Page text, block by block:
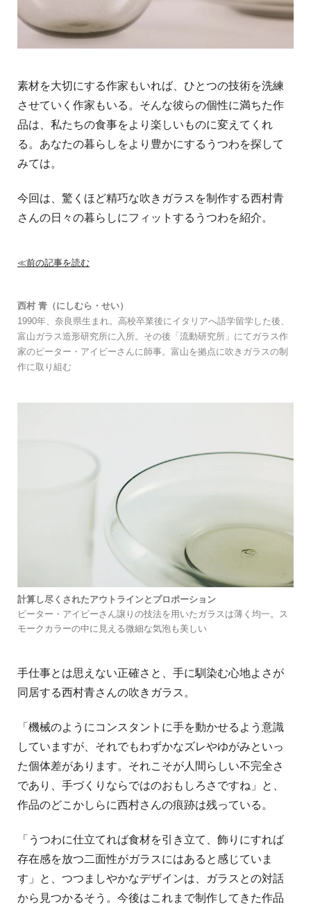
素材を大切にする作家もいれば、ひとつの技術を洗練
させていく作家もいる。そんな彼らの個性に満ちた作
品は、私たちの食事をより楽しいものに変えてくれ
る。あなたの暮らしをより豊かにするうつわを探して
みては。
今回は、驚くほど精巧な吹きガラスを制作する西村青
さんの日々の暮らしにフィットするうつわを紹介。
≪前の記事を読む
西村 青（にしむら・せい）
1990年、奈良県生まれ。高校卒業後にイタリアへ語学留学した後、
富山ガラス造形研究所に入所。その後「流動研究所」にてガラス作
家のピーター・アイビーさんに師事。富山を拠点に吹きガラスの制
作に取り組む
計算し尽くされたアウトラインとプロポーション
ピーター・アイビーさん譲りの技法を用いたガラスは薄く均一。ス
モークカラーの中に見える微細な気泡も美しい
手仕事とは思えない正確さと、手に馴染む心地よさが
同居する西村青さんの吹きガラス。
「機械のようにコンスタントに手を動かせるよう意識
していますが、それでもわずかなズレやゆがみといっ
た個体差があります。それこそが人間らしい不完全さ
であり、手づくりならではのおもしろさですね」と、
作品のどこかしらに西村さんの痕跡は残っている。
「うつわに仕立てれば食材を引き立て、飾りにすれば
存在感を放つ二面性がガラスにはあると感じていま
す」と、つつましやかなデザインは、ガラスとの対話
から見つかるそう。今後はこれまで制作してきた作品